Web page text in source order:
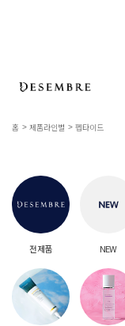
홈 제품라인별 펩타이드
전 제품 NEW